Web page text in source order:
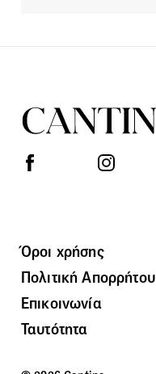
Όροι χρήσης
Πολιτική Απορρήτου
Επικοινωνία
Ταυτότητα